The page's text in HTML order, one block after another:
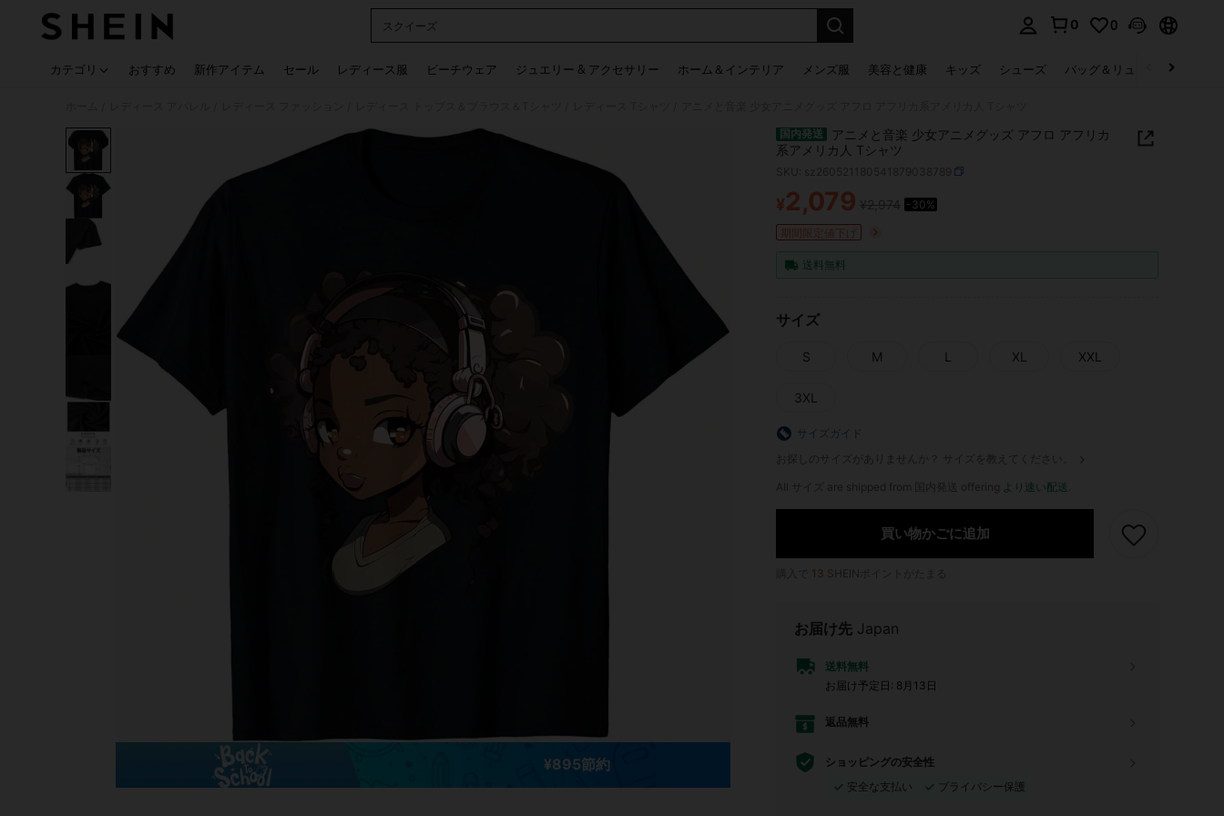
スクイーズ
0 0
カテゴリ おすすめ 新作アイテム セール レディース服 ビーチウェア ジュエリー & アクセサリー ホーム＆インテリア メンズ服 美容と健康 キッズ シューズ バッグ＆リュック
¥895節約
国内発送
アニメと音楽 少女アニメグッズ アフロ アフリカ
系アメリカ人 Tシャツ
PRICE AND AVAILABILITY
¥2,079 -30%
期間限定値下げ
送料無料
サイズ
S M L XL XXL
3XL
サイズガイド
お探しのサイズがありませんか？ サイズを教えてください。
All サイズ are shipped from 国内発送 offering より速い配送
買い物かごに追加
13
お届け先 Japan
送料無料
お届け予定日: 8月13日
返品無料
ショッピングの安全性
安全な支払い
プライバシー保護